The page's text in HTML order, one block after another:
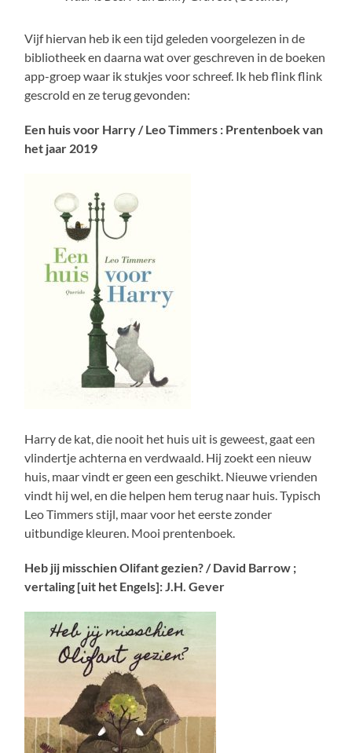
Vijf hiervan heb ik een tijd geleden voorgelezen in de
bibliotheek en daarna wat over geschreven in de boeken
app-groep waar ik stukjes voor schreef. Ik heb flink flink
gescrold en ze terug gevonden:
Een huis voor Harry / Leo Timmers : Prentenboek van
het jaar 2019
Harry de kat, die nooit het huis uit is geweest, gaat een
vlindertje achterna en verdwaald. Hij zoekt een nieuw
huis, maar vindt er geen een geschikt. Nieuwe vrienden
vindt hij wel, en die helpen hem terug naar huis. Typisch
Leo Timmers stijl, maar voor het eerste zonder
uitbundige kleuren. Mooi prentenboek.
Heb jij misschien Olifant gezien? / David Barrow ;
vertaling [uit het Engels]: J.H. Gever